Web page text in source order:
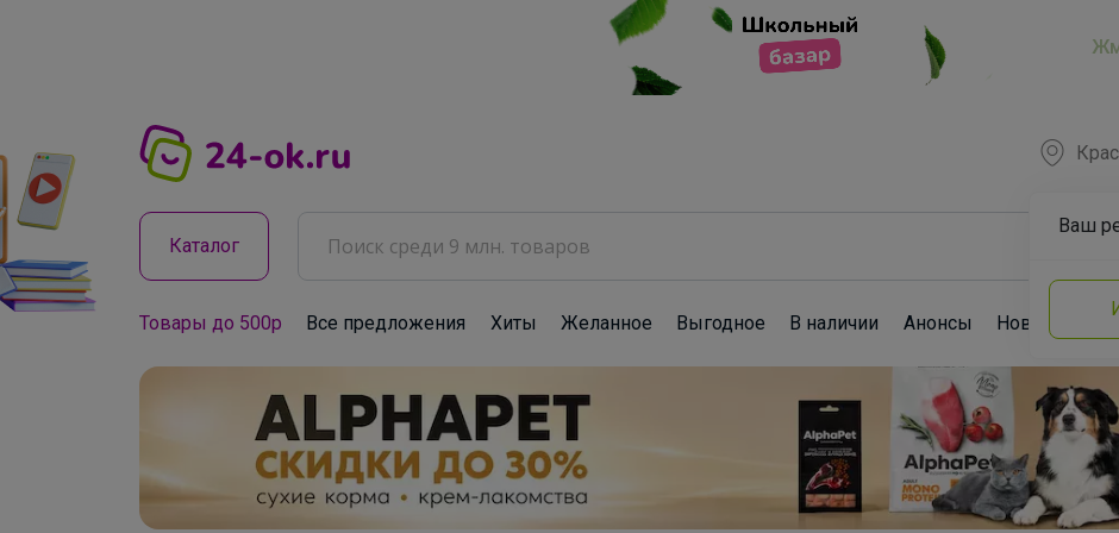
Ваш
Каталог
Товары до 500р Все предложения Хиты Желанное Выгодное В наличии Анонсы Новости